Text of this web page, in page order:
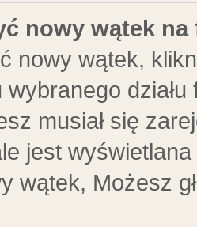
nowy wątek na
nowy wątek,
musiał się
jest
wątek, Możesz